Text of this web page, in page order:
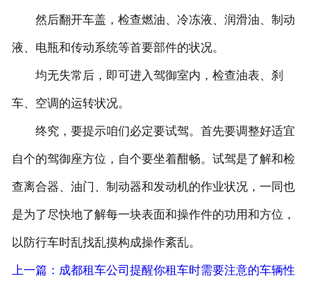
然后翻开车盖，检查燃油、冷冻液、润滑油、制动
液、电瓶和传动系统等首要部件的状况。
均无失常后，即可进入驾御室内，检查油表、刹
车、空调的运转状况。
终究，要提示咱们必定要试驾。首先要调整好适宜
自个的驾御座方位，自个要坐着酣畅。试驾是了解和检
查离合器、油门、制动器和发动机的作业状况，一同也
是为了尽快地了解每一块表面和操作件的功用和方位，
以防行车时乱找乱摸构成操作紊乱。
上一篇：成都租车公司提醒你租车时需要注意的车辆性